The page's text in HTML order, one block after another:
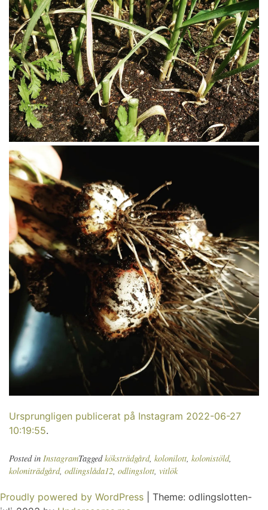
Ursprungligen publicerat på Instagram 2022-06-27
10:19:55.
Posted in InstagramTaggedköksträdgård, kolonilott, kolonistöld,
koloniträdgård, odlingslåda12, odlingslott, vitlök
Proudly powered by WordPress
Theme: odlingslotten-